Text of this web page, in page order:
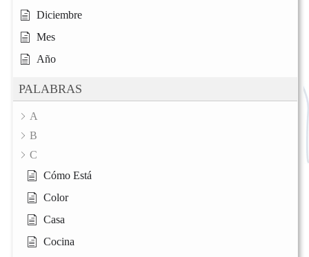
Diciembre
Mes
Año
PALABRAS
A
B
C
Cómo Está
Color
Casa
Cocina